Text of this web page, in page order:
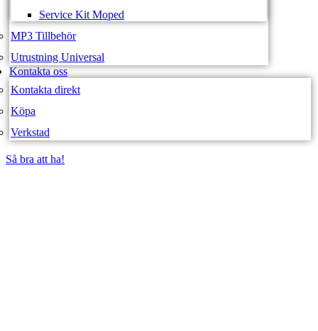
Service Kit Moped
MP3 Tillbehör
Utrustning Universal
Kontakta oss
Kontakta direkt
Köpa
Verkstad
Så bra att ha!